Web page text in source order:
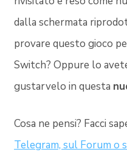
dalla schermata
provare questo gioco
Switch? Oppure lo
gustarvelo in questa
Cosa ne pensi? Facci
Telegram, sul Forum o